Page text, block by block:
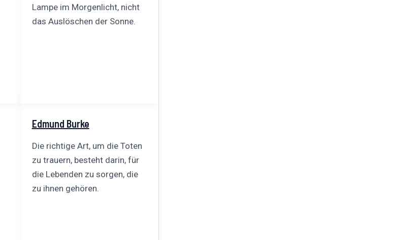
Lampe im Morgenlicht, nicht
das Auslöschen der Sonne.
Edmund Burke
Die richtige Art, um die Toten
zu trauern, besteht darin, für
die Lebenden zu sorgen, die
zu ihnen gehören.